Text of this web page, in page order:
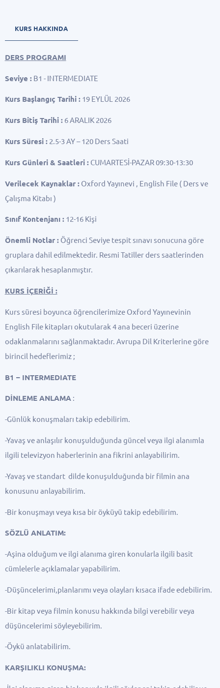
KURS HAKKINDA
DERS PROGRAMI
Seviye :B1 - INTERMEDIATE
Kurs Başlangıç Tarihi :19 EYLÜL 2026
Kurs Bitiş Tarihi :6 ARALIK 2026
Kurs Süresi :2.5-3 AY – 120 Ders Saati
Kurs Günleri & Saatleri :CUMARTESİ-PAZAR 09:30-13:30
Verilecek Kaynaklar :Oxford Yayınevi , English File ( Ders ve
Çalışma Kitabı )
Sınıf Kontenjanı :12-16 Kişi
Önemli Notlar :Öğrenci Seviye tespit sınavı sonucuna göre
gruplara dahil edilmektedir. Resmi Tatiller ders saatlerinden
çıkarılarak hesaplanmıştır.
KURS İÇERİĞİ :
Kurs süresi boyunca öğrencilerimize Oxford Yayınevinin
English File kitapları okutularak 4 ana beceri üzerine
odaklanmalarını sağlanmaktadır. Avrupa Dil Kriterlerine göre
birincil hedeflerimiz ;
B1 – INTERMEDIATE
DİNLEME ANLAMA :
-Günlük konuşmaları takip edebilirim.
-Yavaş ve anlaşılır konuşulduğunda güncel veya ilgi alanımla
ilgili televizyon haberlerinin ana fikrini anlayabilirim.
-Yavaş ve standart dilde konuşulduğunda bir filmin ana
konusunu anlayabilirim.
-Bir konuşmayı veya kısa bir öyküyü takip edebilirim.
SÖZLÜ ANLATIM:
-Aşina olduğum ve ilgi alanıma giren konularla ilgili basit
cümlelerle açıklamalar yapabilirim.
-Düşüncelerimi,planlarımı veya olayları kısaca ifade edebilirim.
-Bir kitap veya filmin konusu hakkında bilgi verebilir veya
düşüncelerimi söyleyebilirim.
-Öykü anlatabilirim.
KARŞILIKLI KONUŞMA: